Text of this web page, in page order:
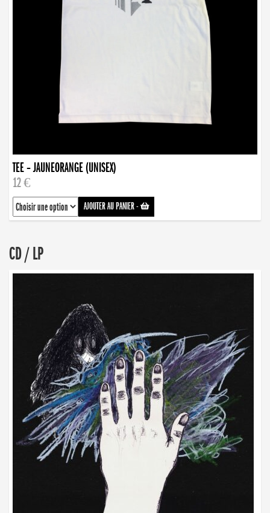
TEE – JAUNEORANGE (UNISEX)
12 €
AJOUTER AU PANIER-
CD / LP